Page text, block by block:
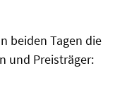
beiden Tagen die
und Preisträger: